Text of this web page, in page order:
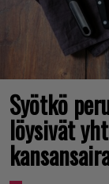
Syötkö
löysivät